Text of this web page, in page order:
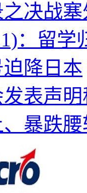
决战
：留学
降日本
表声
暴跌